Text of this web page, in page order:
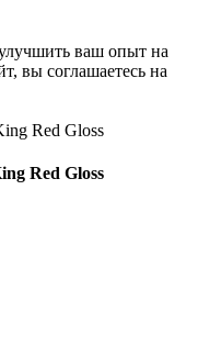
ваш опыт на
вы соглашаетесь на
Red Gloss